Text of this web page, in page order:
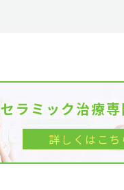
セラミック治療
詳しくはこち